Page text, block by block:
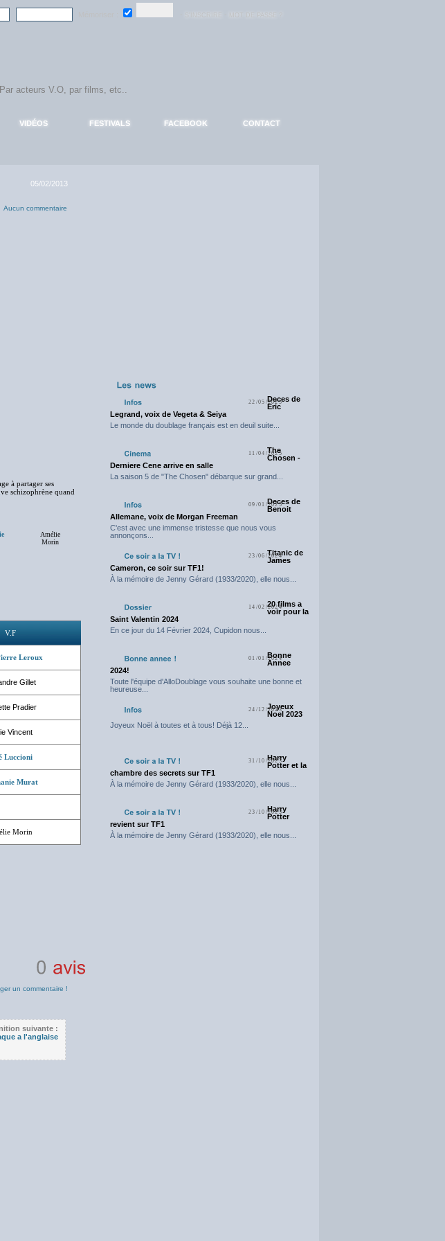
VIDÉOS FESTIVALS FACEBOOK CONTACT
05/02/2013
Aucun commentaire
à partager ses
schizophrène quand
Amélie
Morin
V.F
Leroux
Gillet
Pradier
Vincent
Luccioni
Murat
Morin
un commentaire !
suivante :
a l'anglaise
22/05/2025Deces de
Eric
Legrand, voix de Vegeta & Seiya
Le monde du doublage français est en deuil suite...
11/04/2025
The
Chosen -
Derniere Cene arrive en salle
La saison 5 de "The Chosen" débarque sur grand...
09/01/2025Deces de
Benoit
Allemane, voix de Morgan Freeman
C'est avec une immense tristesse que nous vous
annonçons...
23/06/2024Titanic de
James
Cameron, ce soir sur TF1!
À la mémoire de Jenny Gérard (1933/2020), elle nous...
14/02/202420 films a
voir pour la
Saint Valentin 2024
En ce jour du 14 Février 2024, Cupidon nous...
01/01/2024
Bonne
Annee
2024!
Toute l'équipe d'AlloDoublage vous souhaite une bonne et
heureuse...
24/12/2023
Joyeux
Noel 2023
Joyeux Noël à toutes et à tous! Déjà 12...
31/10/2023
Harry
Potter et la
chambre des secrets sur TF1
À la mémoire de Jenny Gérard (1933/2020), elle nous...
23/10/2023
Harry
Potter
revient sur TF1
À la mémoire de Jenny Gérard (1933/2020), elle nous...